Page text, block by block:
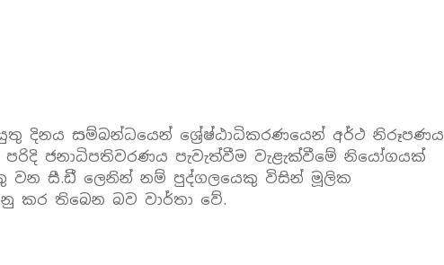
දිනය සම්බන්ධයෙන් ශ්‍රේෂ්ඨාධිකරණයෙන් අර්ථ නිරූපණය
ජනාධිපතිවරණය පැවැත්වීම වැළැක්වීමේ නියෝගයක්
වන සී.ඩී ලෙනින් නම් පුද්ගලයෙකු විසින් මූලික
කර තිබෙන බව වාර්තා වේ.